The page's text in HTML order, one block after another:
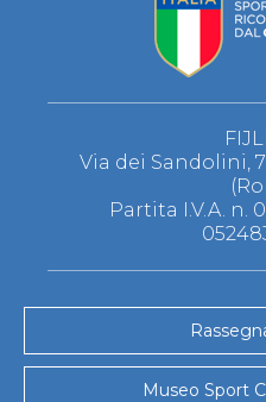
Via dei Sandolini,
Partita I.V.A. n.
Museo Sport